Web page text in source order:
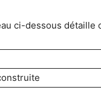
ci-dessous détaille